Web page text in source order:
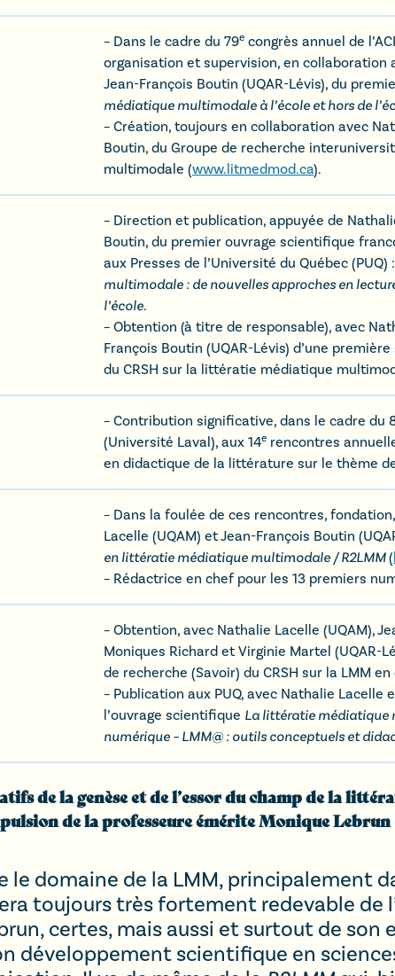
– Dans le cadre du 79e congrès annuel de
organisation et supervision, en collaboration
Jean-François Boutin (UQAR-Lévis), du
médiatique multimodale à l’école et hors de
– Création, toujours en collaboration avec
Boutin, du Groupe de recherche
multimodale (www.litmedmod.ca).
– Direction et publication, appuyée de
Boutin, du premier ouvrage scientifique
aux Presses de l’Université du Québec (PUQ) :
multimodale : de nouvelles approches en
l’école.
– Obtention (à titre de responsable), avec
François Boutin (UQAR-Lévis) d’une
du CRSH sur la littératie médiatique
– Contribution significative, dans le cadre du
(Université Laval), aux 14e rencontres
en didactique de la littérature sur le thème
– Dans la foulée de ces rencontres,
Lacelle (UQAM) et Jean-François Boutin
en littératie médiatique multimodale / R2LMM(
– Rédactrice en chef pour les 13 premiers
– Obtention, avec Nathalie Lacelle (UQAM),
Moniques Richard et Virginie Martel (UQAR-
de recherche (Savoir) du CRSH sur la LMM
– Publication aux PUQ, avec Nathalie Lacelle
l’ouvrage scientifique La littératie médiatique
numérique – LMM@ : outils conceptuels et
de la genèse et de l’essor du champ de la
de la professeure émérite Monique
le domaine de la LMM, principalement
toujours très fortement redevable de
certes, mais aussi et surtout de son
développement scientifique en